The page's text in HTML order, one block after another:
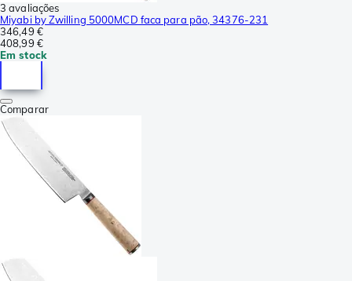
3 avaliações
Miyabi by Zwilling 5000MCD faca para pão, 34376-231
346,49 €
408,99 €
Em stock
Comparar